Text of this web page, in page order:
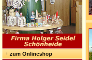
zum Onlineshop